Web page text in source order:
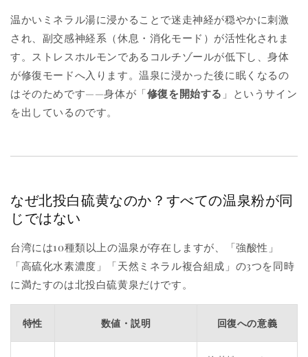
温かいミネラル湯に浸かることで迷走神経が穏やかに刺激
され、副交感神経系（休息・消化モード）が活性化されま
す。ストレスホルモンであるコルチゾールが低下し、身体
が修復モードへ入ります。温泉に浸かった後に眠くなるの
はそのためです——身体が「修復を開始する 」というサイン
を出しているのです。
なぜ北投白硫黄なのか？すべての温泉粉が同
じではない
台湾には10種類以上の温泉が存在しますが、「強酸性」
「高硫化水素濃度」「天然ミネラル複合組成」の3つを同時
に満たすのは北投白硫黄泉だけです。
特性 数値・説明 回復への意義